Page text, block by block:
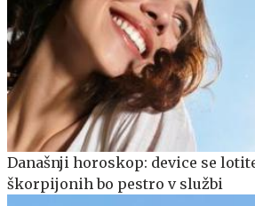
Današnji horoskop: device se
škorpijonih bo pestro v službi